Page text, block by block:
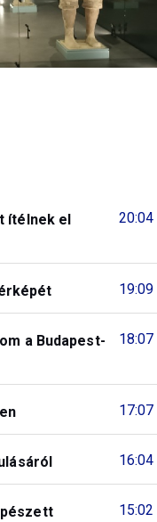
20:04
ítélnek el
19:09
18:07
a Budapest-
17:07
16:04
15:02